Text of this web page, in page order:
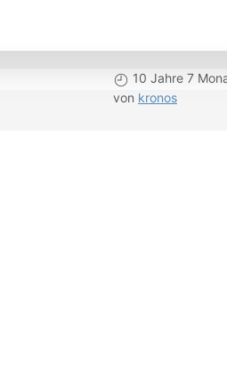
10 Jahre 7
von kronos